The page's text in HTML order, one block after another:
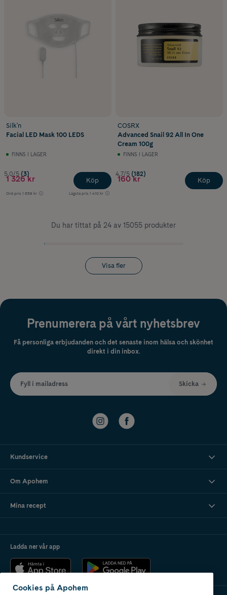
Silk'n
Facial LED Mask 100 LEDS
FINNS I LAGER
5.0/5 (3)
1 326 kr
Ord.pris 1 658 kr Lägsta pris 1 410 kr
Köp
COSRX
Advanced Snail 92 All In One
Cream 100g
FINNS I LAGER
4.7/5 (182)
160 kr Köp
Du har tittat på 24 av 15055 produkter
Visa fler
Prenumerera på vårt nyhetsbrev
Få personliga erbjudanden och det senaste inom hälsa och skönhet
direkt i din inbox.
Fyll i mailadress Skicka
Kundservice
Om Apohem
Mina recept
Ladda ner vår app
Cookies på Apohem